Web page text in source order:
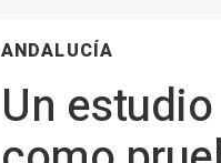
ANDALUCÍA
Un